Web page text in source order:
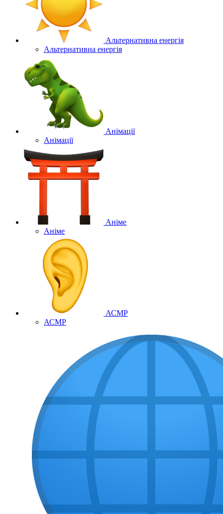
Альтернативна енергія
Альтернативна енергія
Анімації
Анімації
Аніме
Аніме
АСМР
АСМР